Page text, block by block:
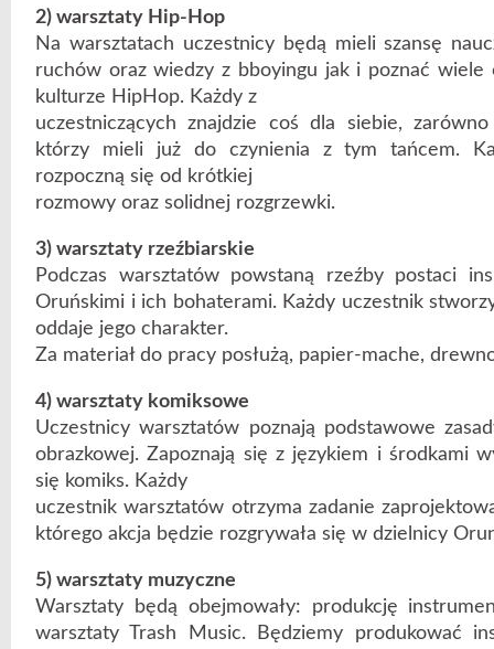
2) warsztaty Hip-Hop
Na warsztatach uczestnicy będą mieli szansę
ruchów oraz wiedzy z bboyingu jak i poznać wiele
kulturze HipHop. Każdy z
uczestniczących znajdzie coś dla siebie,
którzy mieli już do czynienia z tym tańcem.
rozpoczną się od krótkiej
rozmowy oraz solidnej rozgrzewki.
3) warsztaty rzeźbiarskie
Podczas warsztatów powstaną rzeźby postaci
Oruńskimi i ich bohaterami. Każdy uczestnik
oddaje jego charakter.
Za materiał do pracy posłużą, papier-mache,
4) warsztaty komiksowe
Uczestnicy warsztatów poznają podstawowe
obrazkowej. Zapoznają się z językiem i środkami
się komiks. Każdy
uczestnik warsztatów otrzyma zadanie
którego akcja będzie rozgrywała się w dzielnicy
5) warsztaty muzyczne
Warsztaty będą obejmowały: produkcję
warsztaty Trash Music. Będziemy produkować